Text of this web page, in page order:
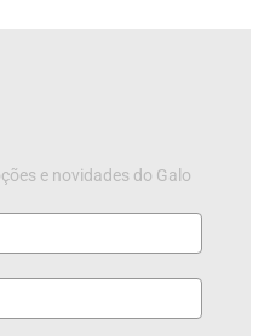
e novidades do Galo